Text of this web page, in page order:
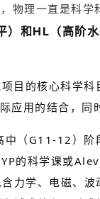
物理一直是科学
）和HL（高阶
目的核心科学科
应用的结合，同
（G11-12）阶
的科学课或
力学、电磁、波